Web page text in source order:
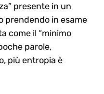
presente in un
prendendo in esame
come il “minimo
parole,
più entropia è